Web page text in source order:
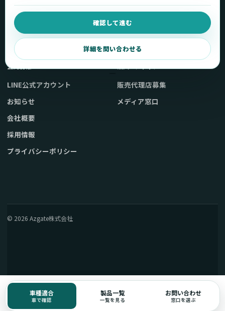
車種適合
車で確認
製品一覧
一覧を見る
お問い合わせ
窓口を選ぶ
確認して進む
詳細を問い合わせる
用途から製品を選ぶ
取扱店舗・購入先
弊社販売ストアへ
Q&A・症状別サポート
起動不良復旧サービス
公式情報
LINE公式アカウント
お知らせ
会社概要
採用情報
プライバシーポリシー
販売代理店募集
メディア窓口
© 2026 Azgate株式会社
電話窓口の確認